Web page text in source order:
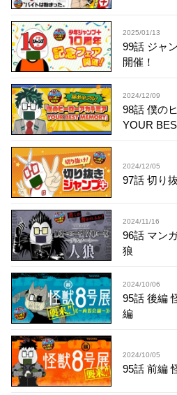
2025/01/13
99話 ジャ
開催！
2024/12/09
98話 僕の
YOUR
2024/12/05
97話 切り
2024/11/16
96話 マン
狼
2024/10/06
95話 後編
編
2024/10/05
95話 前編